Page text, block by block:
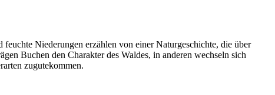
Niederungen erzählen von einer Naturgeschichte, die über
Buchen den Charakter des Waldes, in anderen wechseln sich
zugutekommen.